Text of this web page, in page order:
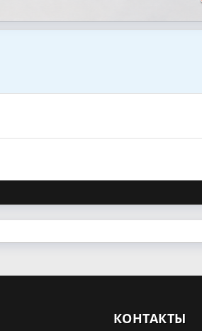
КОНТАКТЫ